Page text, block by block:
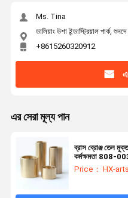
Ms. Tina
ডালিয়াং উশা ইন্ডাস্ট্রিয়াল পার্ক,
+8615260320912
এর সেরা মূল্য পান
ব্রাস ব্রোঞ্জ তেল মুক্ত
কর্মক্ষমতা 808-
Price： HX-arts